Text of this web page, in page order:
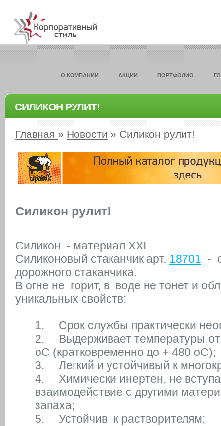
О КОМПАНИИ АКЦИИ ПОРТФОЛИО
СИЛИКОН РУЛИТ!
Главная » Новости » Силикон рулит!
Силикон рулит!
Силикон - материал XXI .
Силиконовый стаканчик арт. 18701 -
дорожного стаканчика.
В огне не горит, в воде не тонет и
уникальных свойств:
1.
Срок службы практически
2.
Выдерживает температуры
oС (кратковременно до + 480 oС);
3.
Легкий и устойчивый к
4.
Химически инертен, не
взаимодействие с другими
запаха;
5.
Устойчив к растворителям;